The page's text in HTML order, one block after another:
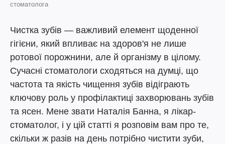
стоматолога
Чистка зубів — важливий елемент щоденної
гігієни, який впливає на здоров'я не лише
ротової порожнини, але й організму в цілому.
Сучасні стоматологи сходяться на думці, що
частота та якість чищення зубів відіграють
ключову роль у профілактиці захворювань зубів
та ясен. Мене звати Наталія Банна, я лікар-
стоматолог, і у цій статті я розповім вам про те,
скільки ж разів на день потрібно чистити зуби,